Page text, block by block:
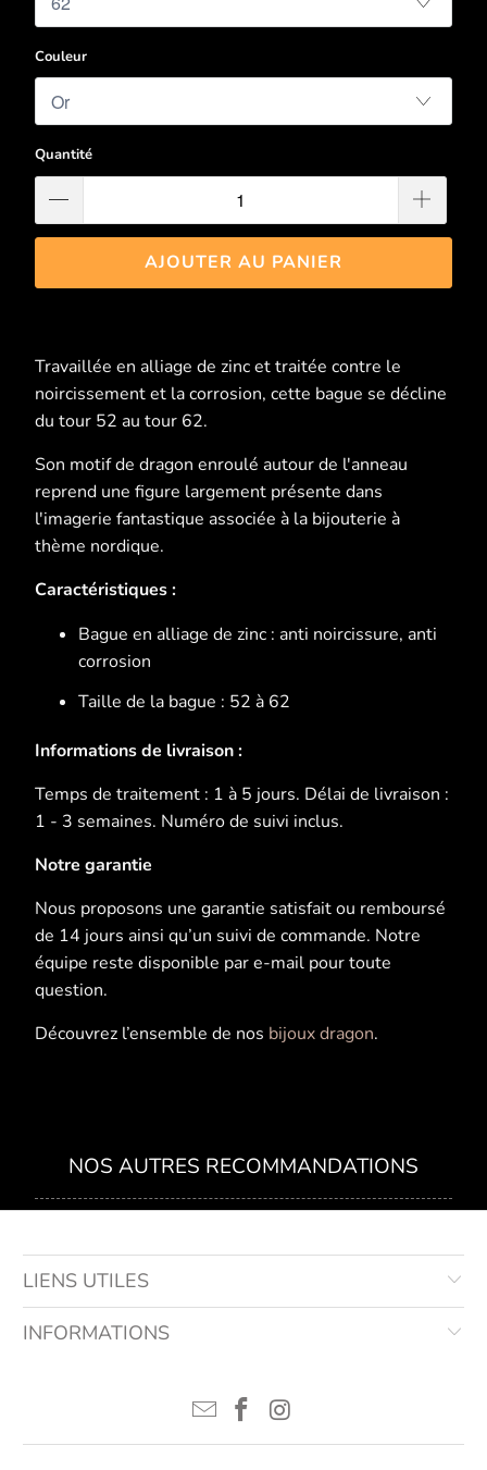
Couleur
Quantité
AJOUTER AU PANIER
Travaillée en alliage de zinc et traitée contre le
noircissement et la corrosion, cette bague se décline
du tour 52 au tour 62.
Son motif de dragon enroulé autour de l'anneau
reprend une figure largement présente dans
l'imagerie fantastique associée à la bijouterie à
thème nordique.
Caractéristiques :
Bague en alliage de zinc : anti noircissure, anti
corrosion
Taille de la bague : 52 à 62
Informations de livraison :
Temps de traitement : 1 à 5 jours. Délai de livraison :
1 - 3 semaines. Numéro de suivi inclus.
Notre garantie
Nous proposons une garantie satisfait ou remboursé
de 14 jours ainsi qu’un suivi de commande. Notre
équipe reste disponible par e-mail pour toute
question.
Découvrez l’ensemble de nos bijoux dragon.
NOS AUTRES RECOMMANDATIONS
LIENS UTILES
INFORMATIONS